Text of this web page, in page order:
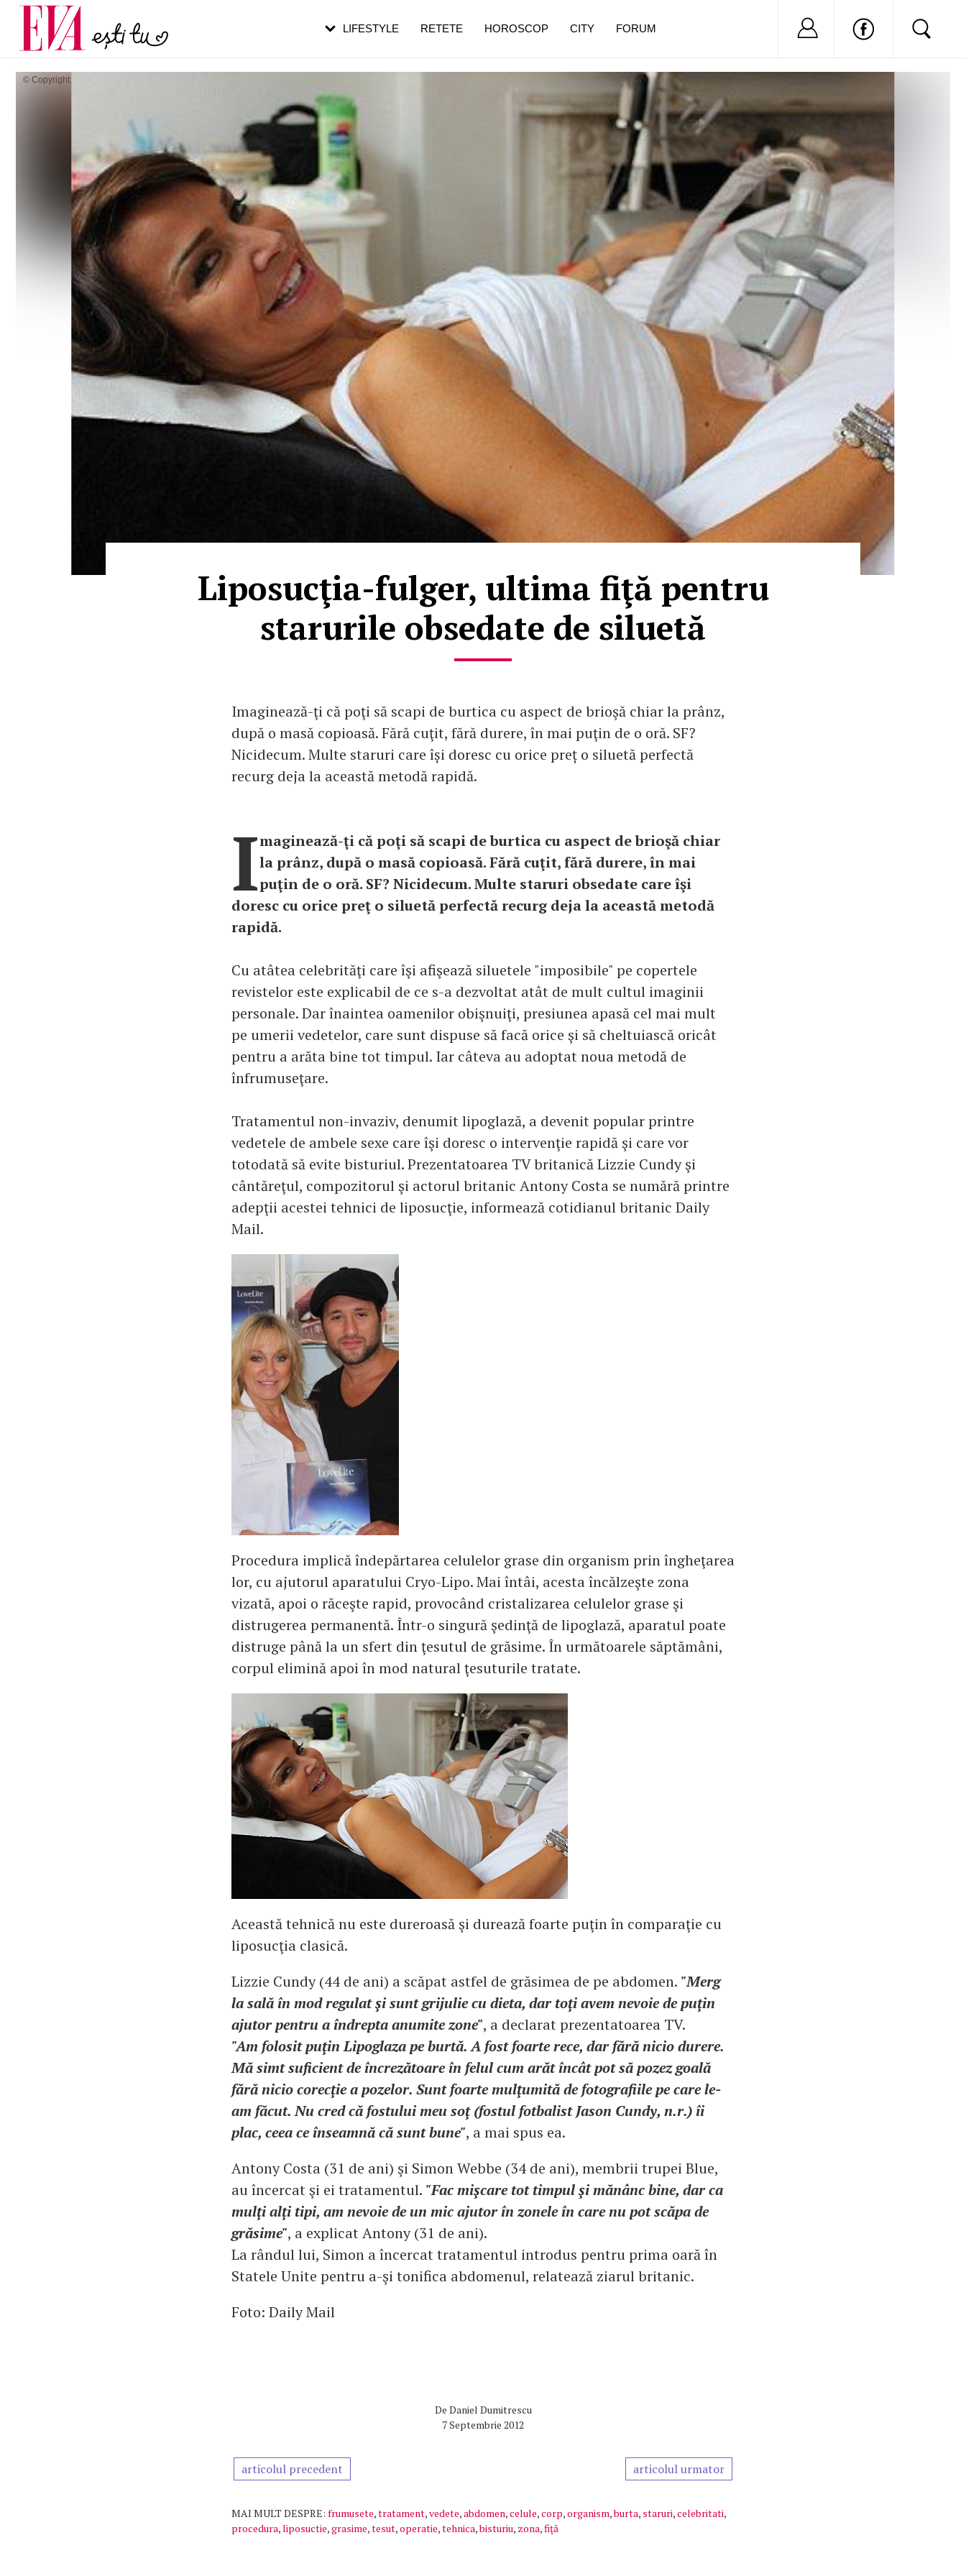
© Copyright:
Liposucţia-fulger, ultima fiţă pentru
starurile obsedate de siluetă
Imaginează-ţi că poţi să scapi de burtica cu aspect de brioşă chiar la prânz,
după o masă copioasă. Fără cuţit, fără durere, în mai puţin de o oră. SF?
Nicidecum. Multe staruri care își doresc cu orice preț o siluetă perfectă
recurg deja la această metodă rapidă.
Imaginează-ţi că poţi să scapi de burtica cu aspect de brioşă chiar
la prânz, după o masă copioasă. Fără cuţit, fără durere, în mai
puţin de o oră. SF? Nicidecum. Multe staruri obsedate care îşi
doresc cu orice preţ o siluetă perfectă recurg deja la această metodă
rapidă.
Cu atâtea celebrităţi care îşi afişează siluetele "imposibile" pe copertele
revistelor este explicabil de ce s-a dezvoltat atât de mult cultul imaginii
personale. Dar înaintea oamenilor obişnuiţi, presiunea apasă cel mai mult
pe umerii vedetelor, care sunt dispuse să facă orice şi să cheltuiască oricât
pentru a arăta bine tot timpul. Iar câteva au adoptat noua metodă de
înfrumuseţare.
Tratamentul non-invaziv, denumit lipoglază, a devenit popular printre
vedetele de ambele sexe care îşi doresc o intervenţie rapidă şi care vor
totodată să evite bisturiul. Prezentatoarea TV britanică Lizzie Cundy şi
cântăreţul, compozitorul şi actorul britanic Antony Costa se numără printre
adepţii acestei tehnici de liposucţie, informează cotidianul britanic Daily
Mail.
Procedura implică îndepărtarea celulelor grase din organism prin îngheţarea
lor, cu ajutorul aparatului Cryo-Lipo. Mai întâi, acesta încălzeşte zona
vizată, apoi o răceşte rapid, provocând cristalizarea celulelor grase şi
distrugerea permanentă. Într-o singură şedinţă de lipoglază, aparatul poate
distruge până la un sfert din ţesutul de grăsime. În următoarele săptămâni,
corpul elimină apoi în mod natural ţesuturile tratate.
Această tehnică nu este dureroasă şi durează foarte puţin în comparaţie cu
liposucţia clasică.
Lizzie Cundy (44 de ani) a scăpat astfel de grăsimea de pe abdomen. "Merg
la sală în mod regulat şi sunt grijulie cu dieta, dar toţi avem nevoie de puţin
ajutor pentru a îndrepta anumite zone", a declarat prezentatoarea TV.
"Am folosit puţin Lipoglaza pe burtă. A fost foarte rece, dar fără nicio durere.
Mă simt suficient de încrezătoare în felul cum arăt încât pot să pozez goală
fără nicio corecţie a pozelor. Sunt foarte mulţumită de fotografiile pe care le-
am făcut. Nu cred că fostului meu soţ (fostul fotbalist Jason Cundy, n.r.) îi
plac, ceea ce înseamnă că sunt bune", a mai spus ea.
Antony Costa (31 de ani) şi Simon Webbe (34 de ani), membrii trupei Blue,
au încercat şi ei tratamentul. "Fac mişcare tot timpul şi mănânc bine, dar ca
mulţi alţi tipi, am nevoie de un mic ajutor în zonele în care nu pot scăpa de
grăsime", a explicat Antony (31 de ani).
La rândul lui, Simon a încercat tratamentul introdus pentru prima oară în
Statele Unite pentru a-şi tonifica abdomenul, relatează ziarul britanic.
Foto: Daily Mail
De Daniel Dumitrescu
7 Septembrie 2012
articolul precedent articolul urmator
MAI MULT DESPRE: frumusete,tratament,vedete,abdomen,celule,corp,organism,burta, staruri,celebritati,
procedura,liposuctie,grasime,tesut,operatie,tehnica,bisturiu, zona,fiţă
LIFESTYLE RETETE HOROSCOP CITY FORUM Nu ai cont?
Carieră
Actualitate
pe măsură ce înaintezi în vârstă
de dureroasă este investigația